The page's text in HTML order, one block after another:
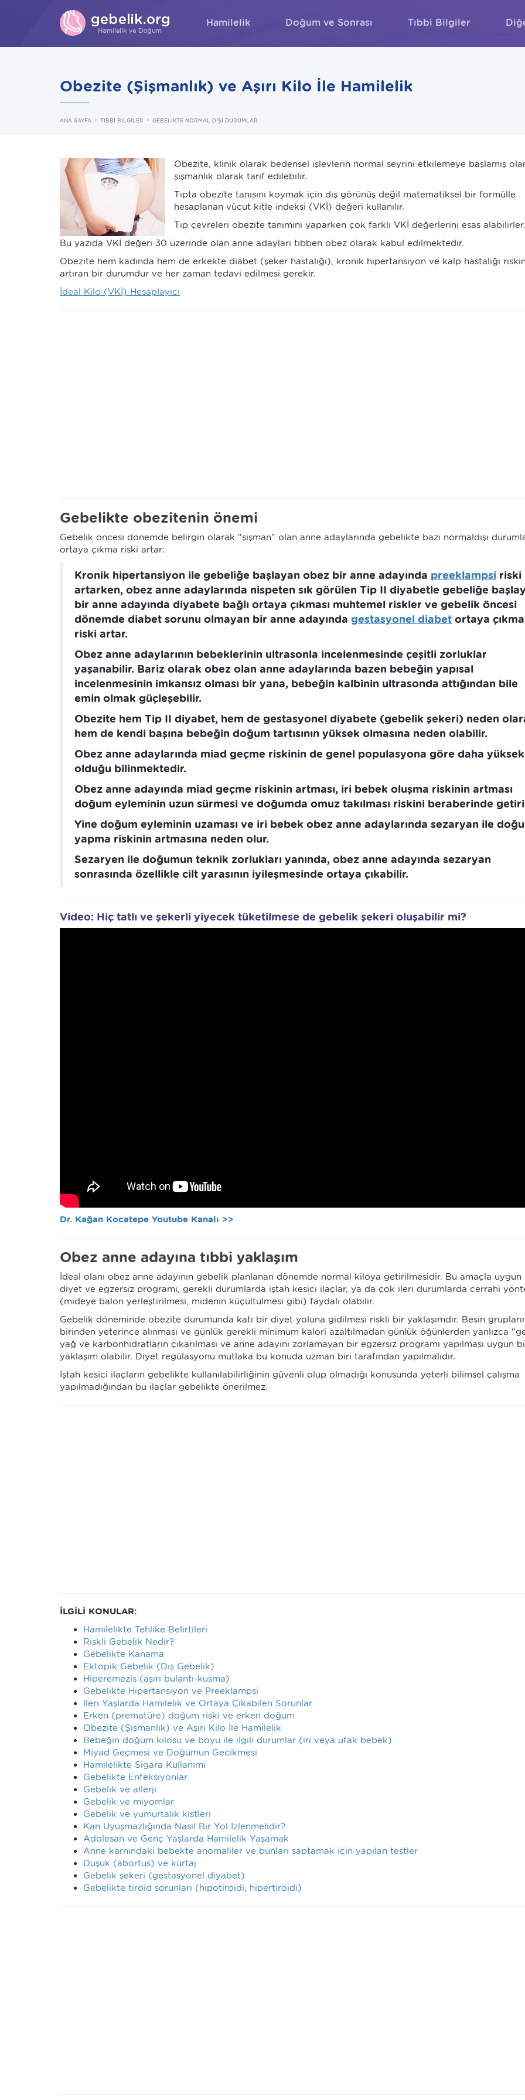
ARA
Hamilelik Doğum ve Sonrası Tıbbi Bilgiler
Obezite (Şişmanlık) ve Aşırı Kilo İle Hamilelik
ANA SAYFA TIBBİ BİLGİLER GEBELİKTE NORMAL DIŞI DURUMLAR
Obezite, klinik olarak bedensel işlevlerin normal seyrini etkilemeye başlamış
şişmanlık olarak tarif edilebilir.
Tıpta obezite tanısını koymak için dış görünüş değil matematiksel bir formülle
hesaplanan vücut kitle indeksi (VKİ) değeri kullanılır.
Tıp çevreleri obezite tanımını yaparken çok farklı VKİ değerlerini esas alabilirler.
Bu yazıda VKİ değeri 30 üzerinde olan anne adayları tıbben obez olarak kabul edilmektedir.
Obezite hem kadında hem de erkekte diabet (şeker hastalığı), kronik hipertansiyon ve kalp hastalığı
artıran bir durumdur ve her zaman tedavi edilmesi gerekir.
İdeal Kilo (VKİ) Hesaplayıcı
Gebelikte obezitenin önemi
Gebelik öncesi dönemde belirgin olarak "şişman" olan anne adaylarında gebelikte bazı normaldışı
ortaya çıkma riski artar:
Kronik hipertansiyon ile gebeliğe başlayan obez bir anne adayında preeklampsi riski
artarken, obez anne adaylarında nispeten sık görülen Tip II diyabetle gebeliğe
bir anne adayında diyabete bağlı ortaya çıkması muhtemel riskler ve gebelik öncesi
dönemde diabet sorunu olmayan bir anne adayında gestasyonel diabet ortaya çıkma
riski artar.
Obez anne adaylarının bebeklerinin ultrasonla incelenmesinde çeşitli zorluklar
yaşanabilir. Bariz olarak obez olan anne adaylarında bazen bebeğin yapısal
incelenmesinin imkansız olması bir yana, bebeğin kalbinin ultrasonda attığından bile
emin olmak güçleşebilir.
Obezite hem Tip II diyabet, hem de gestasyonel diyabete (gebelik şekeri) neden
hem de kendi başına bebeğin doğum tartısının yüksek olmasına neden olabilir.
Obez anne adaylarında miad geçme riskinin de genel populasyona göre daha yüksek
olduğu bilinmektedir.
Obez anne adayında miad geçme riskinin artması, iri bebek oluşma riskinin artması
doğum eyleminin uzun sürmesi ve doğumda omuz takılması riskini beraberinde
Yine doğum eyleminin uzaması ve iri bebek obez anne adaylarında sezaryan ile
yapma riskinin artmasına neden olur.
Sezaryen ile doğumun teknik zorlukları yanında, obez anne adayında sezaryan
sonrasında özellikle cilt yarasının iyileşmesinde ortaya çıkabilir.
Video: Hiç tatlı ve şekerli yiyecek tüketilmese de gebelik şekeri oluşabilir mi?
Dr. Kağan Kocatepe Youtube Kanalı >>
Obez anne adayına tıbbi yaklaşım
İdeal olanı obez anne adayının gebelik planlanan dönemde normal kiloya getirilmesidir. Bu amaçla uygun
diyet ve egzersiz programı, gerekli durumlarda iştah kesici ilaçlar, ya da çok ileri durumlarda cerrahi
(mideye balon yerleştirilmesi, midenin küçültülmesi gibi) faydalı olabilir.
Gebelik döneminde obezite durumunda katı bir diyet yoluna gidilmesi riskli bir yaklaşımdır. Besin
birinden yeterince alınması ve günlük gerekli minimum kalori azaltılmadan günlük öğünlerden yanlızca
yağ ve karbonhidratların çıkarılması ve anne adayını zorlamayan bir egzersiz programı yapılması uygun
yaklaşım olabilir. Diyet regülasyonu mutlaka bu konuda uzman biri tarafından yapılmalıdır.
İştah kesici ilaçların gebelikte kullanılabilirliğinin güvenli olup olmadığı konusunda yeterli bilimsel çalışma
yapılmadığından bu ilaçlar gebelikte önerilmez.
İLGİLİ KONULAR:
Hamilelikte Tehlike Belirtileri
Riskli Gebelik Nedir?
Gebelikte Kanama
Ektopik Gebelik (Dış Gebelik)
Hiperemezis (aşırı bulantı-kusma)
Gebelikte Hipertansiyon ve Preeklampsi
İleri Yaşlarda Hamilelik ve Ortaya Çıkabilen Sorunlar
Erken (prematüre) doğum riski ve erken doğum
Obezite (Şişmanlık) ve Aşırı Kilo İle Hamilelik
Bebeğin doğum kilosu ve boyu ile ilgili durumlar (iri veya ufak bebek)
Miyad Geçmesi ve Doğumun Gecikmesi
Hamilelikte Sigara Kullanımı
Gebelikte Enfeksiyonlar
Gebelik ve allerji
Gebelik ve miyomlar
Gebelik ve yumurtalık kistleri
Kan Uyuşmazlığında Nasıl Bir Yol İzlenmelidir?
Adolesan ve Genç Yaşlarda Hamilelik Yaşamak
Anne karnındaki bebekte anomaliler ve bunları saptamak için yapılan testler
Düşük (abortus) ve kürtaj
Gebelik şekeri (gestasyonel diyabet)
Gebelikte tiroid sorunları (hipotiroidi, hipertiroidi)